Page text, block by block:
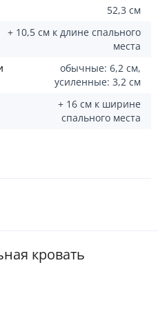
52,3 см
+ 10,5 см к длине спального
места
обычные: 6,2 см,
усиленные: 3,2 см
+ 16 см к ширине
спального места
кровать